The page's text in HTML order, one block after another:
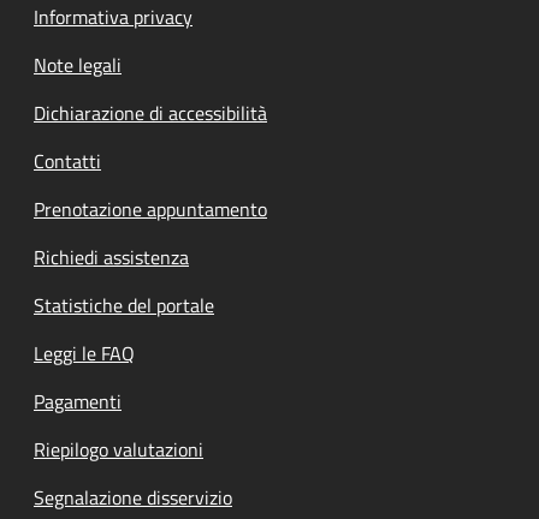
Informativa privacy
Note legali
Dichiarazione di accessibilità
Contatti
Prenotazione appuntamento
Richiedi assistenza
Statistiche del portale
Leggi le FAQ
Pagamenti
Riepilogo valutazioni
Segnalazione disservizio